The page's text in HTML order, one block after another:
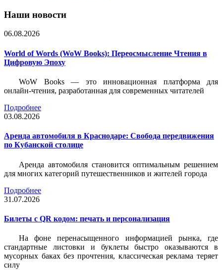
Наши новости
06.08.2026
World of Words (WoW Books): Переосмысление Чтения в
Цифровую Эпоху
WoW Books — это инновационная платформа для
онлайн-чтения, разработанная для современных читателей
Подробнее
03.08.2026
Аренда автомобиля в Краснодаре: Свобода передвижения
по Кубанской столице
Аренда автомобиля становится оптимальным решением
для многих категорий путешественников и жителей города
Подробнее
31.07.2026
Билеты c QR кодом: печать и персонализация
На фоне перенасыщенного информацией рынка, где
стандартные листовки и буклеты быстро оказываются в
мусорных баках без прочтения, классическая реклама теряет
силу